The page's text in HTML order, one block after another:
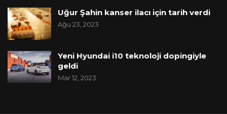
Uğur Şahin kanser ilacı için tarih verdi
Ağu 23, 2023
Yeni Hyundai i10 teknoloji dopingiyle
geldi
Mar 12, 2023